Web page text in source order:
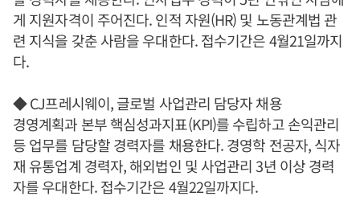
게 지원자격이 주어진다. 인적 자원(HR) 및 노동관계법 관
련 지식을 갖춘 사람을 우대한다. 접수기간은 4월21일까지
다.
◆ CJ프레시웨이, 글로벌 사업관리 담당자 채용
경영계획과 본부 핵심성과지표(KPI)를 수립하고 손익관리
등 업무를 담당할 경력자를 채용한다. 경영학 전공자, 식자
재 유통업계 경력자, 해외법인 및 사업관리 3년 이상 경력
자를 우대한다. 접수기간은 4월22일까지다.